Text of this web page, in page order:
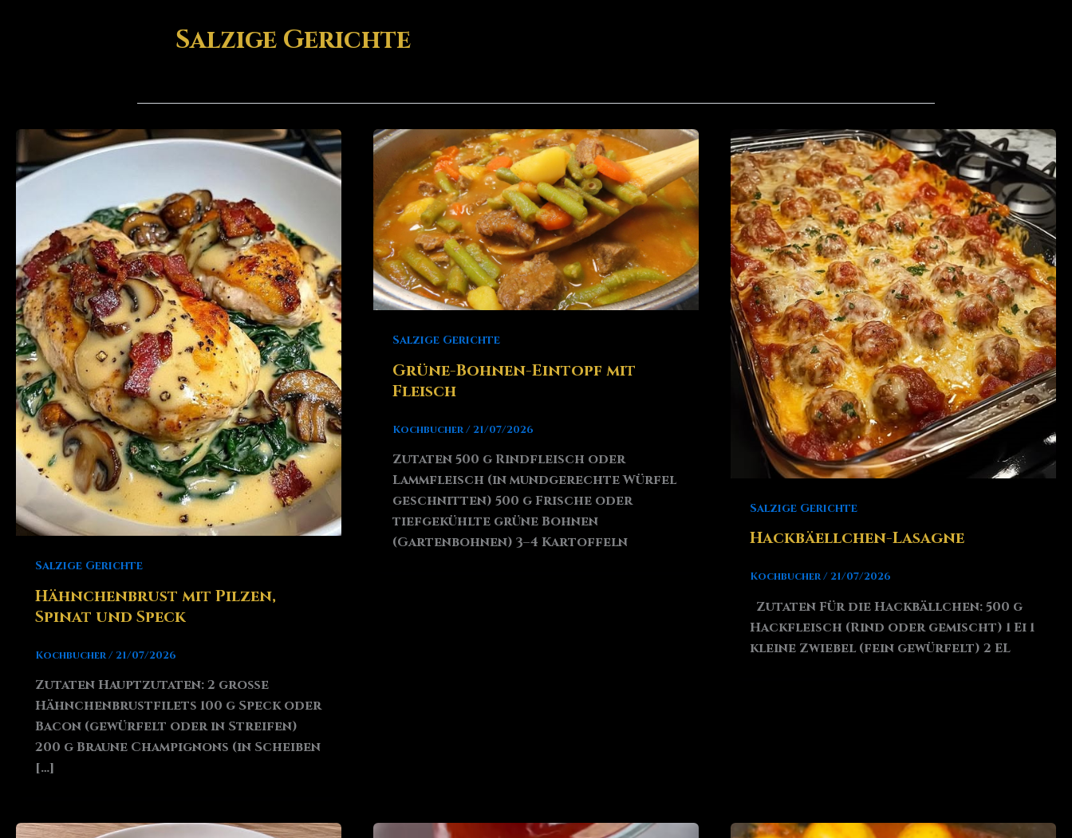
Salzige Gerichte
Salzige Gerichte
Hähnchenbrust mit Pilzen,
Spinat und Speck
Kochbucher/ 21/07/2026
Zutaten Hauptzutaten: 2 große
Hähnchenbrustfilets 100 g Speck oder
Bacon (gewürfelt oder in Streifen)
200 g Braune Champignons (in Scheiben
[…]
Salzige Gerichte
Grüne-Bohnen-Eintopf mit
Fleisch
Kochbucher/ 21/07/2026
Zutaten 500 g Rindfleisch oder
Lammfleisch (in mundgerechte Würfel
geschnitten) 500 g Frische oder
tiefgekühlte grüne Bohnen
(Gartenbohnen) 3–4 Kartoffeln
Salzige Gerichte
Hackbäellchen-Lasagne
Kochbucher/ 21/07/2026
Zutaten Für die Hackbällchen: 500 g
Hackfleisch (Rind oder gemischt) 1 Ei 1
kleine Zwiebel (fein gewürfelt) 2 EL